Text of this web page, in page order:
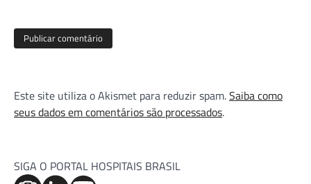
Este site utiliza o Akismet para reduzir spam.Saiba como
seus dados em comentários são processados.
SIGA O PORTAL HOSPITAIS BRASIL